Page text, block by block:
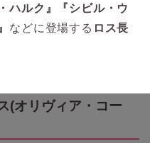
ハルク』『シビル・ウ
などに登場する ロス長
(オリヴィア・コー